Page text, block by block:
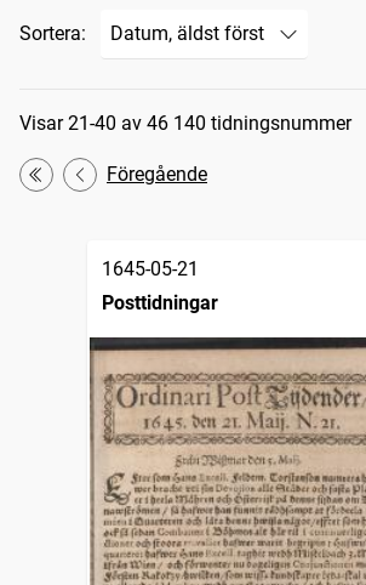
Sortera:
Sökresultat
Visar 21-40 av 46 140 tidningsnummer
Första
Föregående
1645-05-21
Posttidningar